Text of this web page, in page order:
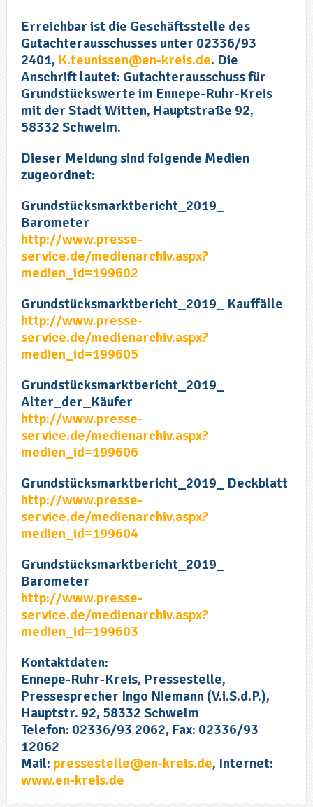
Erreichbar ist die Geschäftsstelle des
Gutachterausschusses unter 02336/93
2401, K.teunissen@en-kreis.de. Die
Anschrift lautet: Gutachterausschuss für
Grundstückswerte im Ennepe-Ruhr-Kreis
mit der Stadt Witten, Hauptstraße 92,
58332 Schwelm.
Dieser Meldung sind folgende Medien
zugeordnet:
Grundstücksmarktbericht_2019_
Barometer
http://www.presse-
service.de/medienarchiv.aspx?
medien_id=199602
Grundstücksmarktbericht_2019_ Kauffälle
http://www.presse-
service.de/medienarchiv.aspx?
medien_id=199605
Grundstücksmarktbericht_2019_
Alter_der_Käufer
http://www.presse-
service.de/medienarchiv.aspx?
medien_id=199606
Grundstücksmarktbericht_2019_ Deckblatt
http://www.presse-
service.de/medienarchiv.aspx?
medien_id=199604
Grundstücksmarktbericht_2019_
Barometer
http://www.presse-
service.de/medienarchiv.aspx?
medien_id=199603
Kontaktdaten:
Ennepe-Ruhr-Kreis, Pressestelle,
Pressesprecher Ingo Niemann (V.i.S.d.P.),
Hauptstr. 92, 58332 Schwelm
Telefon: 02336/93 2062, Fax: 02336/93
12062
Mail: pressestelle@en-kreis.de, Internet:
www.en-kreis.de